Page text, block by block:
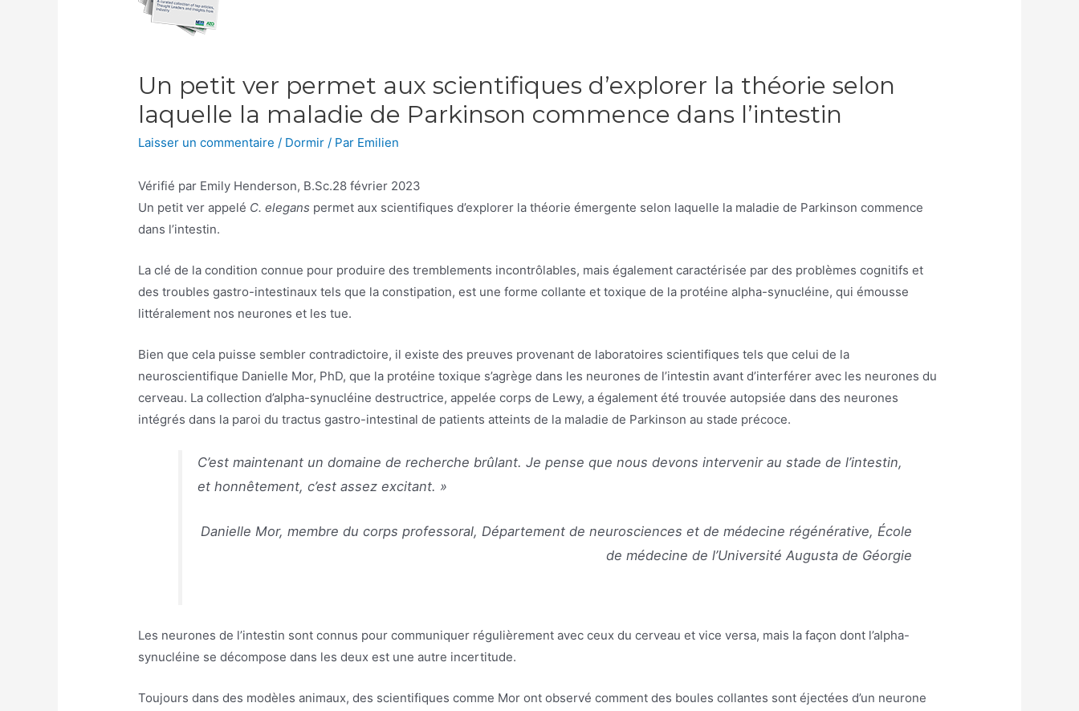
Un petit ver permet aux scientifiques d’explorer la théorie selon
laquelle la maladie de Parkinson commence dans l’intestin
Laisser un commentaire / Dormir / Par Emilien
Vérifié par Emily Henderson, B.Sc.28 février 2023
Un petit ver appelé C. elegans permet aux scientifiques d’explorer la théorie émergente selon laquelle la maladie de Parkinson commence
dans l’intestin.
La clé de la condition connue pour produire des tremblements incontrôlables, mais également caractérisée par des problèmes cognitifs et
des troubles gastro-intestinaux tels que la constipation, est une forme collante et toxique de la protéine alpha-synucléine, qui émousse
littéralement nos neurones et les tue.
Bien que cela puisse sembler contradictoire, il existe des preuves provenant de laboratoires scientifiques tels que celui de la
neuroscientifique Danielle Mor, PhD, que la protéine toxique s’agrège dans les neurones de l’intestin avant d’interférer avec les neurones du
cerveau. La collection d’alpha-synucléine destructrice, appelée corps de Lewy, a également été trouvée autopsiée dans des neurones
intégrés dans la paroi du tractus gastro-intestinal de patients atteints de la maladie de Parkinson au stade précoce.
C’est maintenant un domaine de recherche brûlant. Je pense que nous devons intervenir au stade de l’intestin,
et honnêtement, c’est assez excitant. »
Danielle Mor, membre du corps professoral, Département de neurosciences et de médecine régénérative, École
de médecine de l’Université Augusta de Géorgie
Les neurones de l’intestin sont connus pour communiquer régulièrement avec ceux du cerveau et vice versa, mais la façon dont l’alpha-
synucléine se décompose dans les deux est une autre incertitude.
Toujours dans des modèles animaux, des scientifiques comme Mor ont observé comment des boules collantes sont éjectées d’un neurone